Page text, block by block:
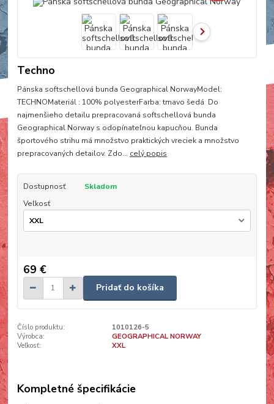
Techno
Pánska softschellová bunda Geographical NorwayModel:
TECHNOMateriál : 100% polyesterFarba: tmavo šedá Do
najmenšieho detailu prepracovaná softschellová bunda
Geographical Norway s odopínateľnou kapucňou. Bunda
športového strihu má množstvo praktických vreciek a množstvo
prepracovaných detailov. Zdo... celý popis
Dostupnosť
Skladom
Veľkosť
69 €
Pridať do košíka
Číslo produktu:
1010126-5
Výrobca:
GEOGRAPHICAL NORWAY
Veľkosť:
XXL
Kompletné špecifikácie